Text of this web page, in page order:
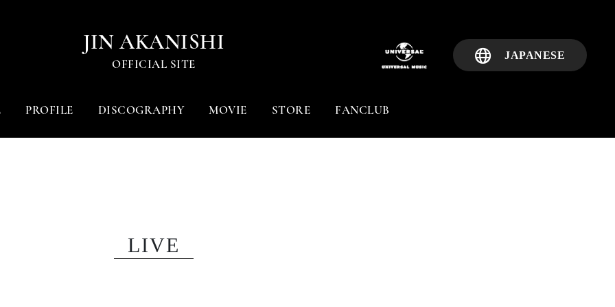
JIN AKANISHI
OFFICIAL SITE
PROFILE DISCOGRAPHY MOVIE STORE FANCLUB
JAPANESE
LIVE